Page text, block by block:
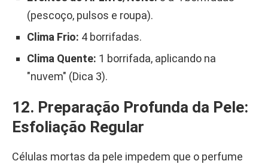
(pescoço, pulsos e roupa).
Clima Frio: 4 borrifadas.
Clima Quente: 1 borrifada, aplicando na
"nuvem" (Dica 3).
12. Preparação Profunda da Pele:
Esfoliação Regular
Células mortas da pele impedem que o perfume